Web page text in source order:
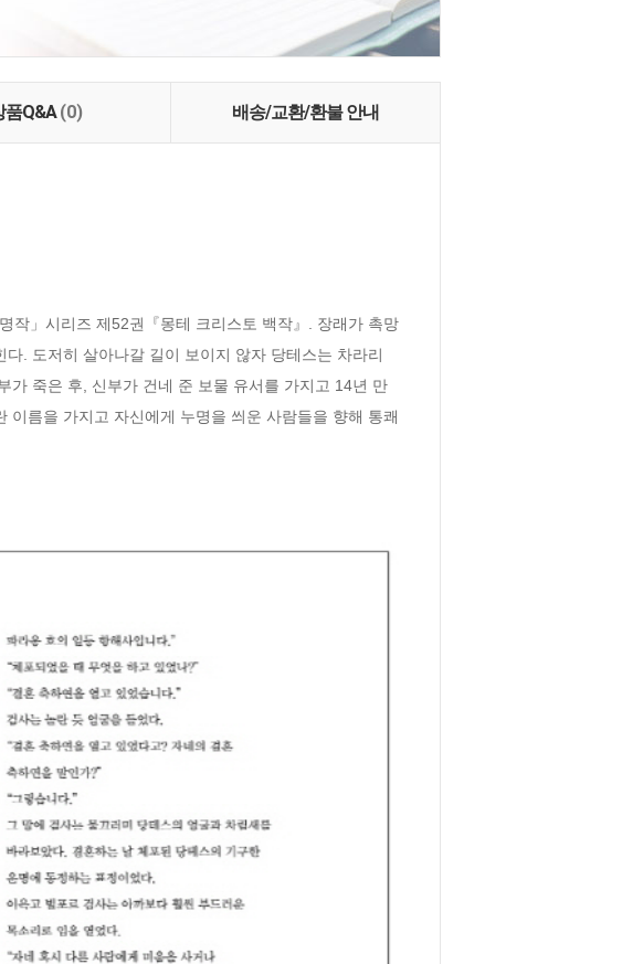
품Q&A(0) 배송/교환/환불 안내
작」시리즈 제52권『몽테 크리스토 백작』. 장래가 촉망
. 도저히 살아나갈 길이 보이지 않자 당테스는 차라리
가 죽은 후, 신부가 건네 준 보물 유서를 가지고 14년 만
름을 가지고 자신에게 누명을 씌운 사람들을 향해 통쾌